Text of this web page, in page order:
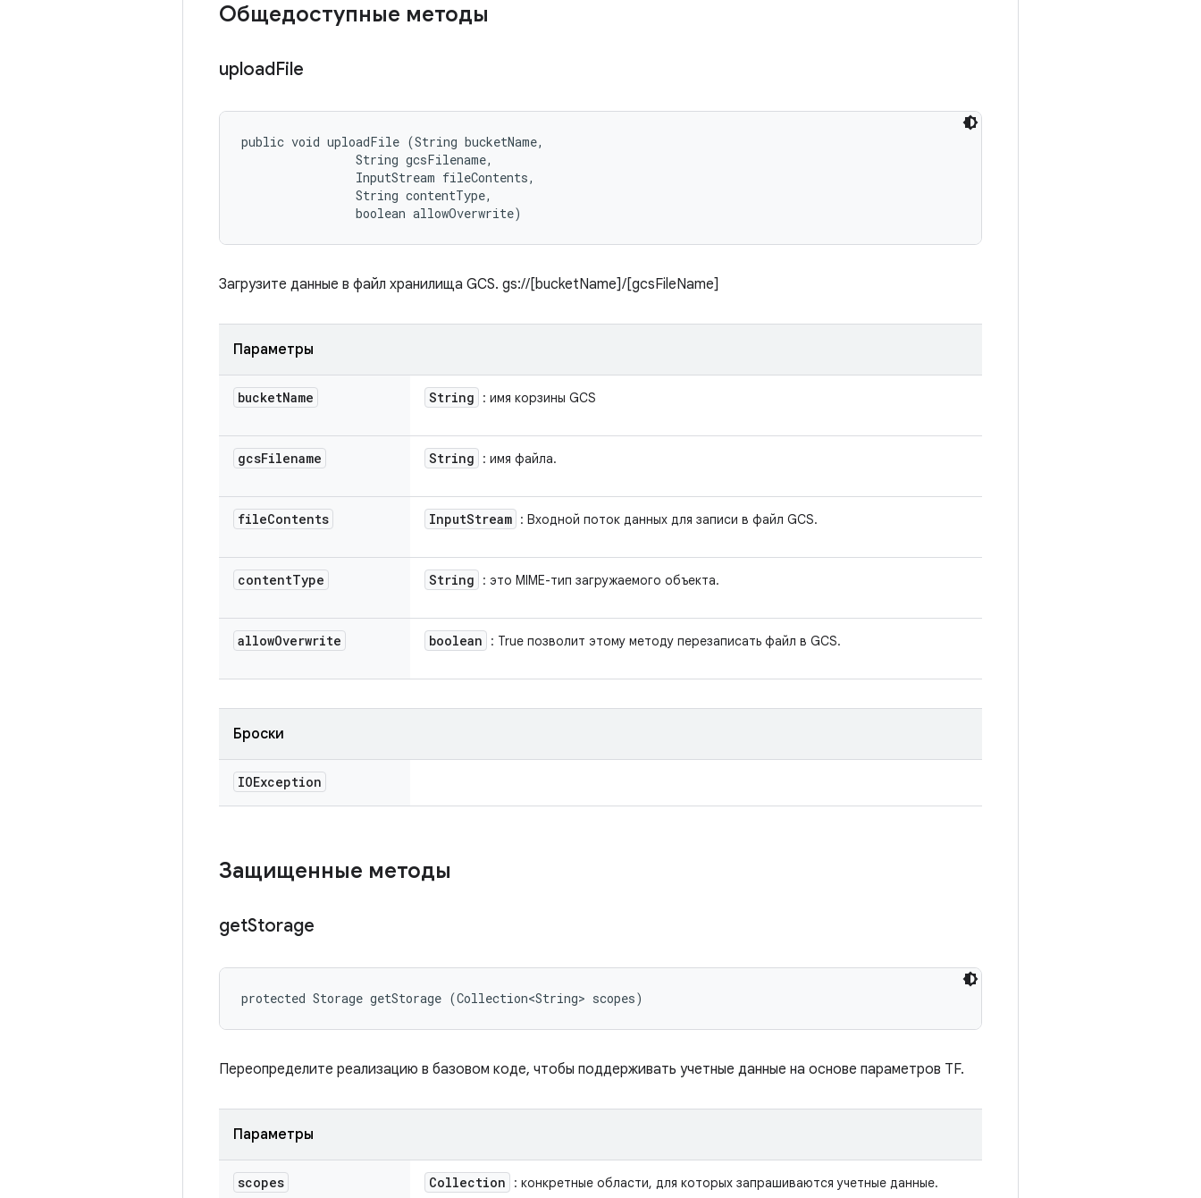
Общедоступные методы
uploadFile
public void uploadFile (String bucketName,
                String gcsFilename,
                InputStream fileContents,
                String contentType,
                boolean allowOverwrite)
Загрузите данные в файл хранилища GCS. gs://[bucketName]/[gcsFileName]
Параметры
bucketName String : имя корзины GCS
gcsFilename String : имя файла.
fileContents InputStream : Входной поток данных для записи в файл GCS.
contentType String : это MIME-тип загружаемого объекта.
allowOverwrite boolean : True позволит этому методу перезаписать файл в GCS.
Броски
IOException
Защищенные методы
getStorage
protected Storage getStorage (Collection<String> scopes)
Переопределите реализацию в базовом коде, чтобы поддерживать учетные данные на основе параметров TF.
Параметры
scopes Collection : конкретные области, для которых запрашиваются учетные данные.